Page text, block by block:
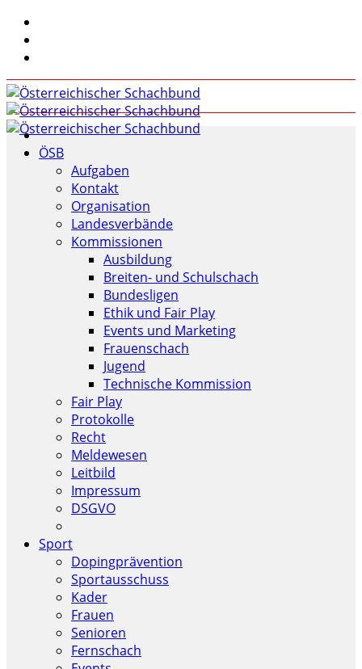
ÖSB
Aufgaben
Kontakt
Organisation
Landesverbände
Kommissionen
Ausbildung
Breiten- und Schulschach
Bundesligen
Ethik und Fair Play
Events und Marketing
Frauenschach
Jugend
Technische Kommission
Fair Play
Protokolle
Recht
Meldewesen
Leitbild
Impressum
DSGVO
Sport
Dopingprävention
Sportausschuss
Kader
Frauen
Senioren
Fernschach